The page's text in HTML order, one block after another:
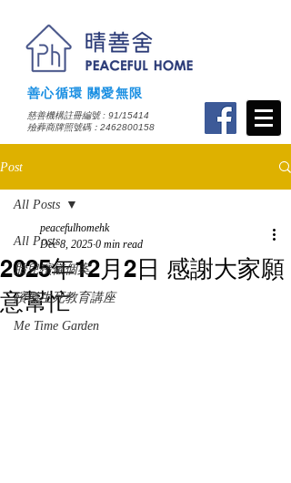
善心循環 關愛無限
慈善機構註冊編號 : 91/15414
​殮葬商牌照號碼：2462800158
Post
All Posts
胎兒殯儀個案
殯儀生死教育講座
Me Time Garden
All Posts
2025年12月2日 感謝大家願
意幫忙
peacefulhomehk
Dec 8, 2025 0 min read